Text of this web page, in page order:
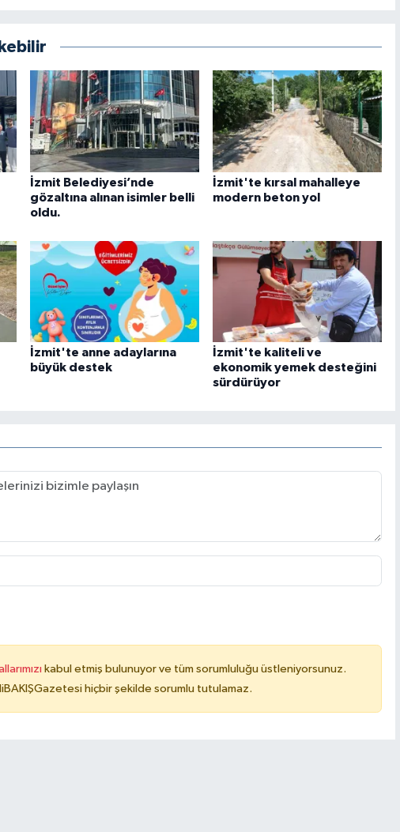
İzmit Belediyesi’nde
gözaltına alınan isimler belli
oldu.
İzmit'te kırsal mahalleye
modern beton yol
İzmit'te anne adaylarına
büyük destek
İzmit'te kaliteli ve
ekonomik yemek desteğini
sürdürüyor
kabul etmiş bulunuyor ve tüm sorumluluğu üstleniyorsunuz.
hiçbir şekilde sorumlu tutulamaz.